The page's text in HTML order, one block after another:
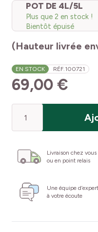
POT DE 4L/5L
Plus que 2 en stock !
Bientôt épuisé
(Hauteur livrée
EN STOCK RÉF.100721
69,00 €
Livraison chez vous
ou en point relais
Une équipe
à votre écoute